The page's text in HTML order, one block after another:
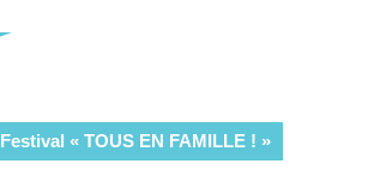
Festival « TOUS EN FAMILLE ! »